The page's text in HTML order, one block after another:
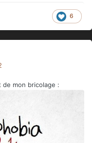
6
mon bricolage :